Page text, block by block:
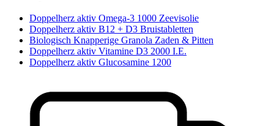
Doppelherz aktiv Omega-3 1000 Zeevisolie
Doppelherz aktiv B12 + D3 Bruistabletten
Biologisch Knapperige Granola Zaden & Pitten
Doppelherz aktiv Vitamine D3 2000 I.E.
Doppelherz aktiv Glucosamine 1200